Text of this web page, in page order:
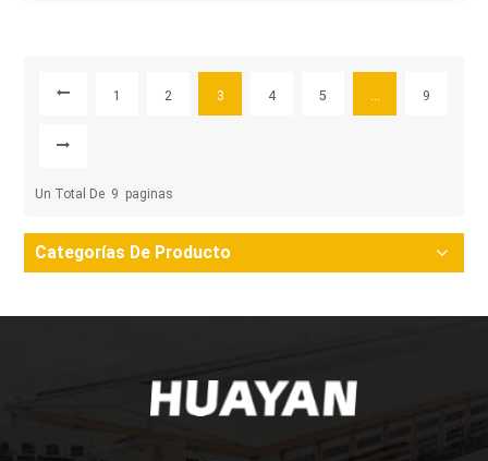
1 2 3 4 5 ... 9
Un Total De 9 Paginas
Categorías De Producto